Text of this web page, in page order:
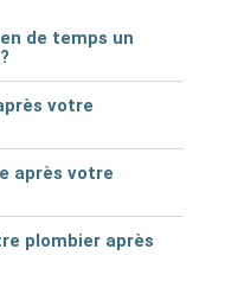
de temps un
votre
après votre
plombier après